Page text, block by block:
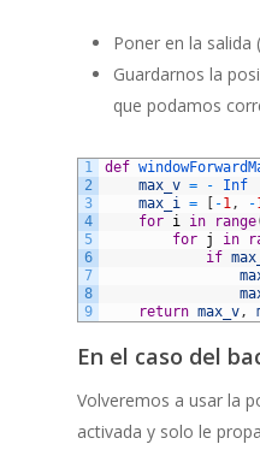
Poner en la salida (
Guardarnos la
que podamos
1
2
3
4
5
6
7
8
9
def
max_v = -
Inf
max_i = -1, -
for i in range
for j in
if
return max_v,
En el caso del
Volveremos a usar la
activada y solo le